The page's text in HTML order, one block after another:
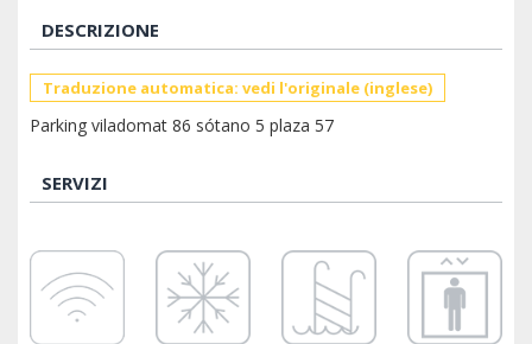
DESCRIZIONE
Traduzione automatica: vedi l'originale (inglese)
Parking viladomat 86 sótano 5 plaza 57
SERVIZI